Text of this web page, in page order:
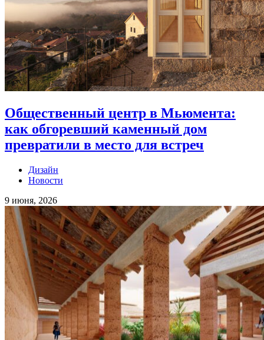
Общественный центр в Мьюмента:
как обгоревший каменный дом
превратили в место для встреч
Дизайн
Новости
9 июня, 2026